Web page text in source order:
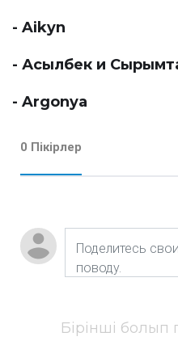
- Aikyn
- Асылбек и
- Argonya
0 Пікірлер
Бірінші болып